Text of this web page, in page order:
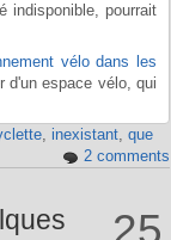
pourrait
vélo dans les
d'un espace vélo, qui
, inexistant, que
2 comments
25